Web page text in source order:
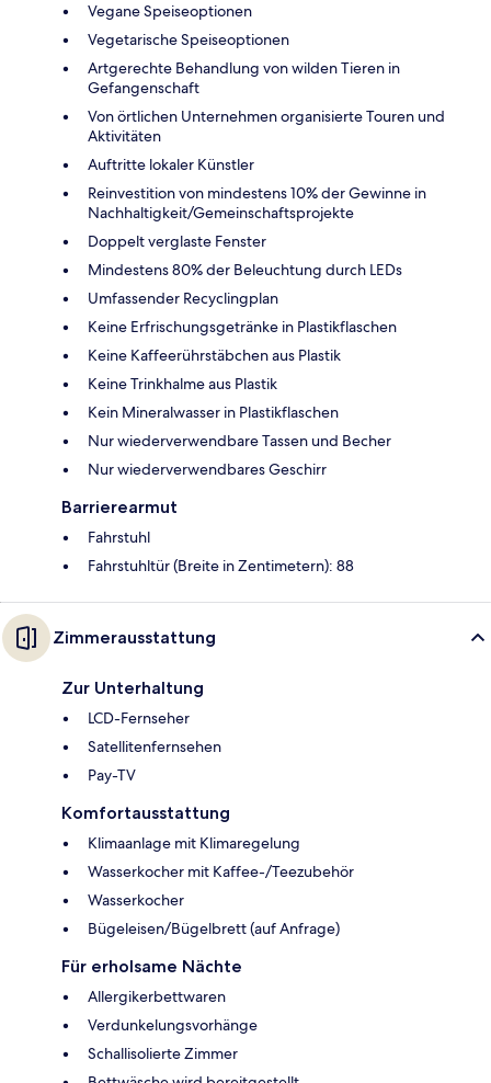
Vegane Speiseoptionen
Vegetarische Speiseoptionen
Artgerechte Behandlung von wilden Tieren in
Gefangenschaft
Von örtlichen Unternehmen organisierte Touren und
Aktivitäten
Auftritte lokaler Künstler
Reinvestition von mindestens 10% der Gewinne in
Nachhaltigkeit/Gemeinschaftsprojekte
Doppelt verglaste Fenster
Mindestens 80% der Beleuchtung durch LEDs
Umfassender Recyclingplan
Keine Erfrischungsgetränke in Plastikflaschen
Keine Kaffeerührstäbchen aus Plastik
Keine Trinkhalme aus Plastik
Kein Mineralwasser in Plastikflaschen
Nur wiederverwendbare Tassen und Becher
Nur wiederverwendbares Geschirr
Barrierearmut
Fahrstuhl
Fahrstuhltür (Breite in Zentimetern): 88
Zimmerausstattung
Zur Unterhaltung
LCD-Fernseher
Satellitenfernsehen
Pay-TV
Komfortausstattung
Klimaanlage mit Klimaregelung
Wasserkocher mit Kaffee-/Teezubehör
Wasserkocher
Bügeleisen/Bügelbrett (auf Anfrage)
Für erholsame Nächte
Allergikerbettwaren
Verdunkelungsvorhänge
Schallisolierte Zimmer